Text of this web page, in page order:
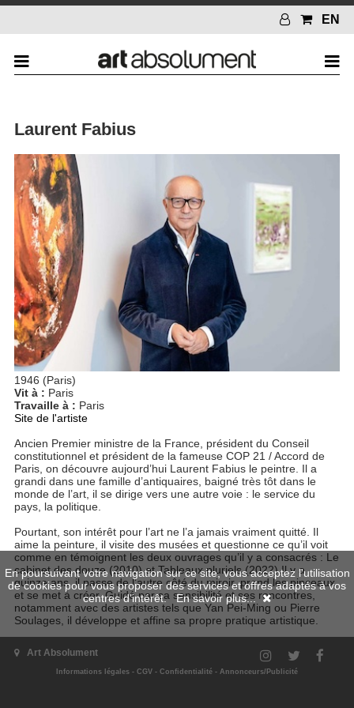
EN
Laurent Fabius
1946 (Paris)
Vit à : Paris
Travaille à : Paris
Site de l'artiste
Ancien Premier ministre de la France, président du Conseil
constitutionnel et président de la fameuse COP 21 / Accord de
Paris, on découvre aujourd’hui Laurent Fabius le peintre. Il a
grandi dans une famille d’antiquaires, baigné très tôt dans le
monde de l’art, il se dirige vers une autre voie : le service du
pays, la politique.
Pourtant, son intérêt pour l’art ne l’a jamais vraiment quitté. Il
aime la peinture, il visite des musées et questionne ce qu’il voit
comme en témoignent les deux ouvrages qu’il y a consacrés : Le
cabinet des douze (2010) et Tableaux pluriels (2022).Il y a
quinze ans, il passe de l’autre côté du miroir, prend les pinceaux
et se met à créer. Guidé par sa sensibilité et ses rencontres,
notamment avec des artistes tels que Yan Pei-Ming ou Pierre
Soulages, il développe et affine sa propre pratique artistique.
des toiles de plus en plus grandes, parfois monumentales. La
couleur et le mouvement sont au centre de son processus
Art Absolument
Informations légales - CGV - Confidentialité - Annonceurs/Publicité
En poursuivant votre navigation sur ce site, vous acceptez l'utilisation
de cookies pour vous proposer des services et offres adaptés à vos
centres d'intérêt.En savoir plus...